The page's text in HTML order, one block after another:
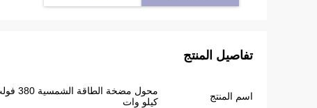
تفاصيل المنتج
اسم المنتج
كيلو وات